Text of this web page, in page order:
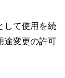
して使用を続
途変更の許可